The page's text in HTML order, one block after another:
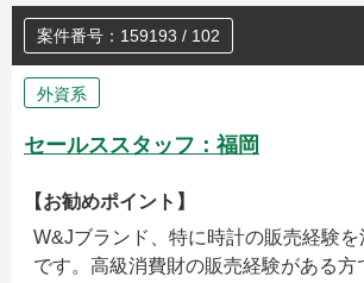
案件番号：159193 / 102
外資系
セールススタッフ：福岡
【お勧めポイント】
W&Jブランド、特に時計の販売経験
です。高級消費財の販売経験がある方